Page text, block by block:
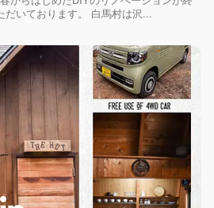
だいております。 白馬村は沢...